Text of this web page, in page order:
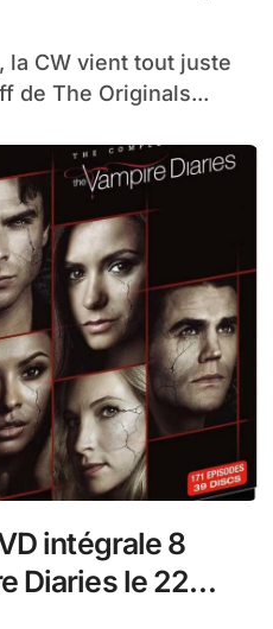
de The Originals...
intégrale 8
Diaries le 22